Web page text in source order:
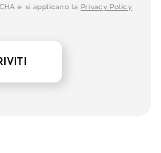
e si applicano la Privacy Policy